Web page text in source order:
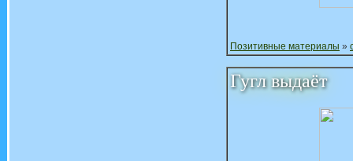
Позитивные материалы »
Гугл выдаёт